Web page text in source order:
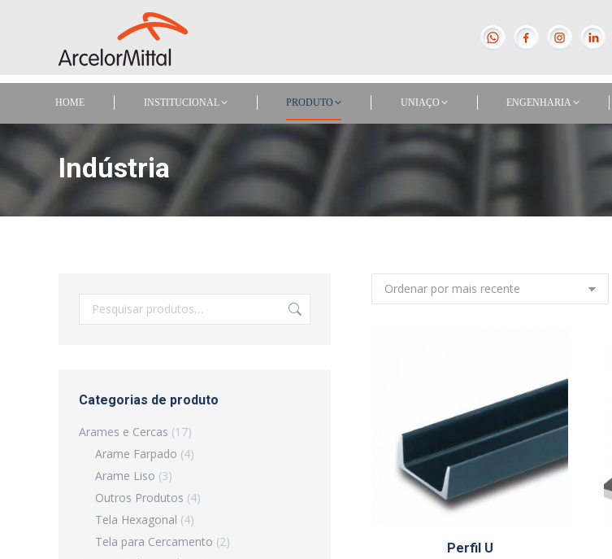
HOME INSTITUCIONAL PRODUTO UNIAÇO ENGENHARIA
Indústria
Perfil U
Categorias de produto
Arames e Cercas (17)
Arame Farpado (4)
Arame Liso (3)
Outros Produtos (4)
Tela Hexagonal (4)
Tela para Cercamento (2)
INSTITUCIONAL ENGENHARIA